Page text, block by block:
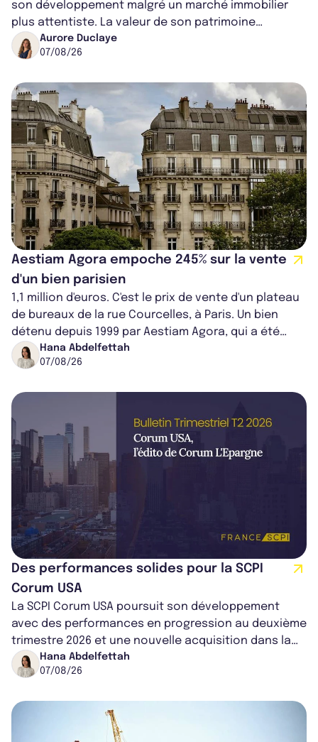
son développement malgré un marché immobilier
plus attentiste. La valeur de son patrimoine
progresse de 3,8% à périmètre constan...
Aurore Duclaye
07/08/26
Aestiam Agora empoche 245% sur la vente
d'un bien parisien
1,1 million d'euros. C'est le prix de vente d'un plateau
de bureaux de la rue Courcelles, à Paris. Un bien
détenu depuis 1999 par Aestiam Agora, qui a été
cédé avec une plus-value...
Hana Abdelfettah
07/08/26
Des performances solides pour la SCPI
Corum USA
La SCPI Corum USA poursuit son développement
avec des performances en progression au deuxième
trimestre 2026 et une nouvelle acquisition dans la
région de Chicago. Entre hausse de...
Hana Abdelfettah
07/08/26